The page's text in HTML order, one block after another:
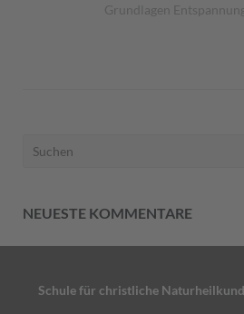
Grundlagen
Suchen
NEUESTE KOMMENTARE
Schule für christliche